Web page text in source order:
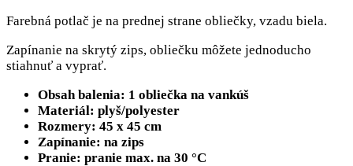
Farebná potlač je na prednej strane obliečky, vzadu biela.
Zapínanie na skrytý zips, obliečku môžete jednoducho
stiahnuť a vyprať.
Obsah balenia: 1 obliečka na vankúš
Materiál: plyš/polyester
Rozmery: 45 x 45 cm
Zapínanie: na zips
Pranie: pranie max. na 30 °C